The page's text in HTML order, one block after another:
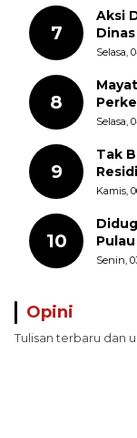
7
Aksi
dan
Selasa,
8
Polisi
Selasa,
9
Tak
Kamis,
10
Senin,
Opini
Tulisan terbaru dan